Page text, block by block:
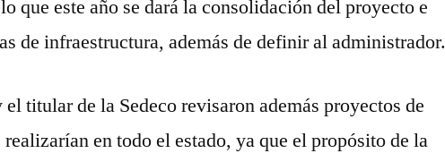
que este año se dará la consolidación del proyecto e
de infraestructura, además de definir al administrador.
titular de la Sedeco revisaron además proyectos de
en todo el estado, ya que el propósito de la